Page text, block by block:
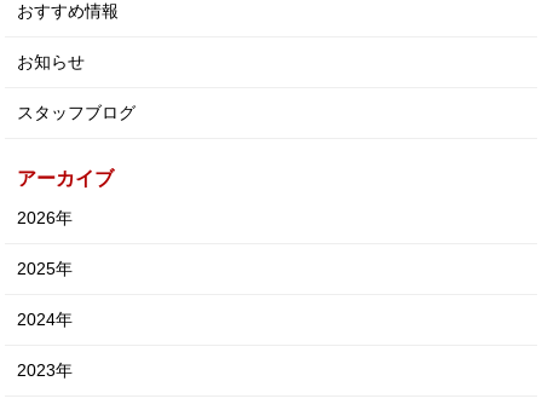
おすすめ情報
お知らせ
スタッフブログ
アーカイブ
2026年
2025年
2024年
2023年